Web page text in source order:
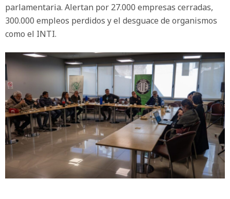
parlamentaria. Alertan por 27.000 empresas cerradas,
300.000 empleos perdidos y el desguace de organismos
como el INTI.